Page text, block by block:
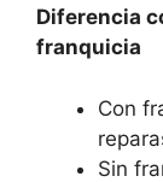
Diferencia
franquicia
Con
Sin